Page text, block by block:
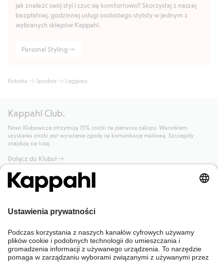
jak znaleźć swój styl i czuć się komfortowo? Skorzystaj z naszej
bezpłatnej, godzinnej usługi osobistego stylisty w jednym z
wybranych sklepów Kappahl.
Personal Styling
Kobieta Spodnie Legginsy
Kappahl Club.
Nowi Klubowicze otrzymują 15% zniżki na pierwsze zakupy. Warunkiem
uzyskania zniżki jest wyrażenie zgody na komunikację mailową. Szczegóły
znajdują się tutaj.
Dołącz do Klubu!
Potrzebujesz pomocy?